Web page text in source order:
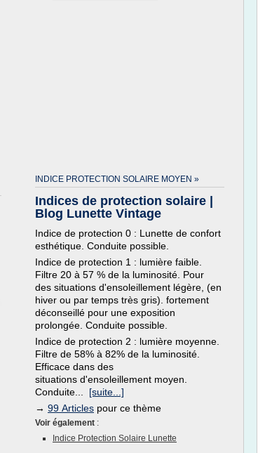
INDICE PROTECTION SOLAIRE MOYEN »
Indices de protection solaire |
Blog Lunette Vintage
Indice de protection 0 : Lunette de confort
esthétique. Conduite possible.
Indice de protection 1 : lumière faible.
Filtre 20 à 57 % de la luminosité. Pour
des situations d'ensoleillement légère, (en
hiver ou par temps très gris). fortement
déconseillé pour une exposition
prolongée. Conduite possible.
Indice de protection 2 : lumière moyenne.
Filtre de 58% à 82% de la luminosité.
Efficace dans des
situations d'ensoleillement moyen.
Conduite... [suite...]
→ 99 Articles pour ce thème
Voir également :
Indice Protection Solaire Lunette